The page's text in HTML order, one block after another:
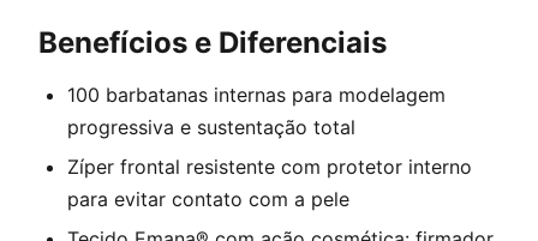
Benefícios e Diferenciais
100 barbatanas internas para modelagem
progressiva e sustentação total
Zíper frontal resistente com protetor interno
para evitar contato com a pele